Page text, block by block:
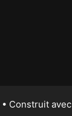
• Construit avec